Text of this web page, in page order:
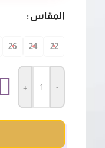
المقاس
22
24
26
-
+